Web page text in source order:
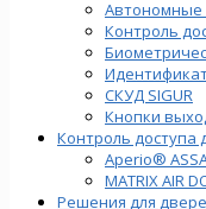
Автономные
Контроль
СКУД SIGUR
Кнопки
Контроль доступа
Aperio®
MATRIX AIR
Решения для